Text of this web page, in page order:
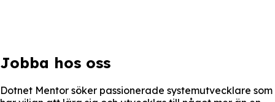
Jobba hos oss
Dotnet Mentor söker passionerade systemutvecklare som